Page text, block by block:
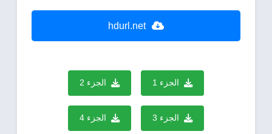
hdurl.net
الجزء 1 الجزء 2
الجزء 3 الجزء 4